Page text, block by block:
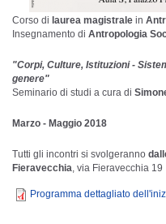
Corso di laurea magistrale in
Insegnamento di Antropologia
"Corpi, Culture, Istituzioni -
genere"
Seminario di studi a cura di
Marzo - Maggio 2018
Tutti gli incontri si svolgeranno
Fieravecchia, via Fieravecchia 19
Programma dettagliato